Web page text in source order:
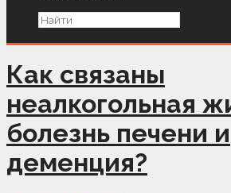
Как связаны
неалкогольная
болезнь печени и
деменция?